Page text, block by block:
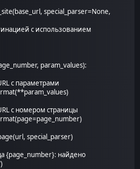
special_parser=None,
с использованием
param_values):
с параметрами
с номером страницы
special_parser)
найдено